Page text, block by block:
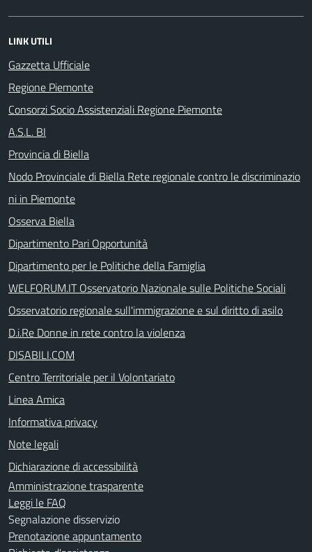
LINK UTILI
Gazzetta Ufficiale
Regione Piemonte
Consorzi Socio Assistenziali Regione Piemonte
A.S.L. BI
Provincia di Biella
Nodo Provinciale di Biella Rete regionale contro le discriminazio
ni in Piemonte
Osserva Biella
Dipartimento Pari Opportunità
Dipartimento per le Politiche della Famiglia
WELFORUM.IT Osservatorio Nazionale sulle Politiche Sociali
Osservatorio regionale sull'immigrazione e sul diritto di asilo
D.i.Re Donne in rete contro la violenza
DISABILI.COM
Centro Territoriale per il Volontariato
Linea Amica
Informativa privacy
Note legali
Dichiarazione di accessibilità
Amministrazione trasparente
Leggi le FAQ
Segnalazione disservizio
Prenotazione appuntamento